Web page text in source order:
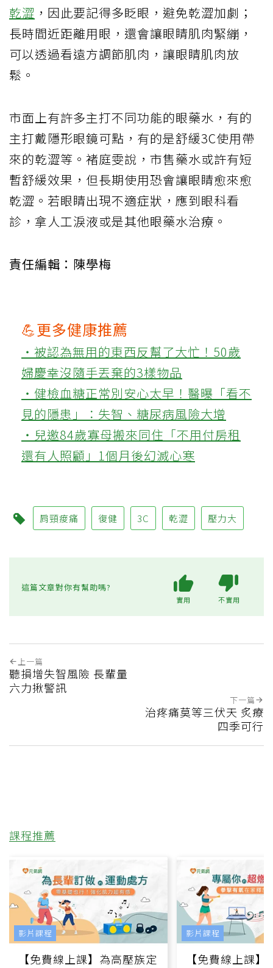
乾澀 ，因此要記得多眨眼，避免乾澀加劇；
長時間近距離用眼，還會讓眼睛肌肉緊繃，
可以透過看遠方調節肌肉，讓眼睛肌肉放
鬆。
市面上有許多主打不同功能的眼藥水，有的
主打戴隱形眼鏡可點，有的是舒緩3C使用帶
來的乾澀等。褚庭雯說，市售藥水或許有短
暫舒緩效果，但長期使用恐會讓眼睛愈來愈
乾澀。若眼睛出現不適症狀，應到眼科看
診，拿人工淚液或是其他眼藥水治療。
責任編輯：陳學梅
💪更多健康推薦
‧被認為無用的東西反幫了大忙！50歲
婦慶幸沒隨手丟棄的3樣物品
‧健檢血糖正常別安心太早！醫曝「看不
見的隱患」：失智、糖尿病風險大增
‧兒邀84歲寡母搬來同住「不用付房租
還有人照顧」1個月後幻滅心寒
肩頸痠痛 復健 3C 乾澀 壓力大
這篇文章對你有幫助嗎?
實用 不實用
上一篇
聽損增失智風險 長輩量
六力揪警訊
下一篇
治疼痛莫等三伏天 炙療
四季可行
課程推薦
【免費線上課】為高壓族定
影片課程
【免費線上課
影片課程